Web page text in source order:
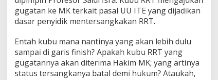
gugatan ke MK terkait pasal UU ITE yang dijadikan
dasar penyidik mentersangkakan RRT.
Entah kubu mana nantinya yang akan lebih dulu
sampai di garis finish? Apakah kubu RRT yang
gugatannya akan diterima Hakim MK; yang artinya
status tersangkanya batal demi hukum? Ataukah,